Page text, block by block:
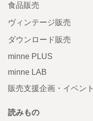
食品販売
ヴィンテージ販売
ダウンロード販売
minne PLUS
minne LAB
販売支援企画・イベント
読みもの